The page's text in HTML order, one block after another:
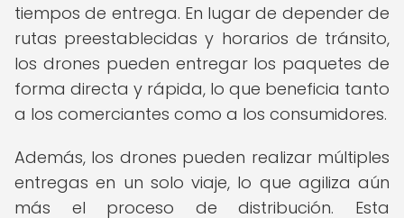
tiempos de entrega. En lugar de depender de
rutas preestablecidas y horarios de tránsito,
los drones pueden entregar los paquetes de
forma directa y rápida, lo que beneficia tanto
a los comerciantes como a los consumidores.
Además, los drones pueden realizar múltiples
entregas en un solo viaje, lo que agiliza aún
más el proceso de distribución. Esta